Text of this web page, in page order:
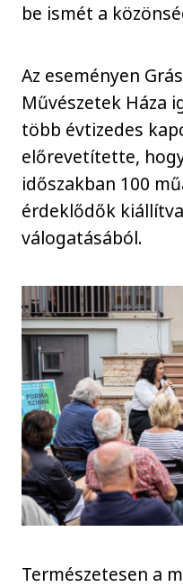
be ismét a
Az eseményen
Művészetek Háza
több évtizedes
előrevetítette,
időszakban 100
érdeklődők
válogatásából.
Természetesen a